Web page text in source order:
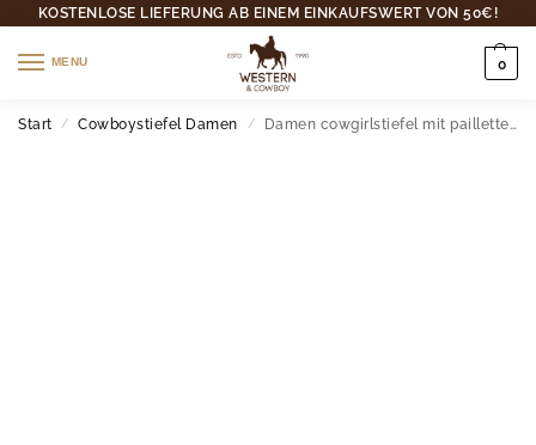
KOSTENLOSE LIEFERUNG AB EINEM EINKAUFSWERT VON 50€!
MENU 0
Start / Cowboystiefel Damen / Damen cowgirlstiefel mit paillettenstickerei